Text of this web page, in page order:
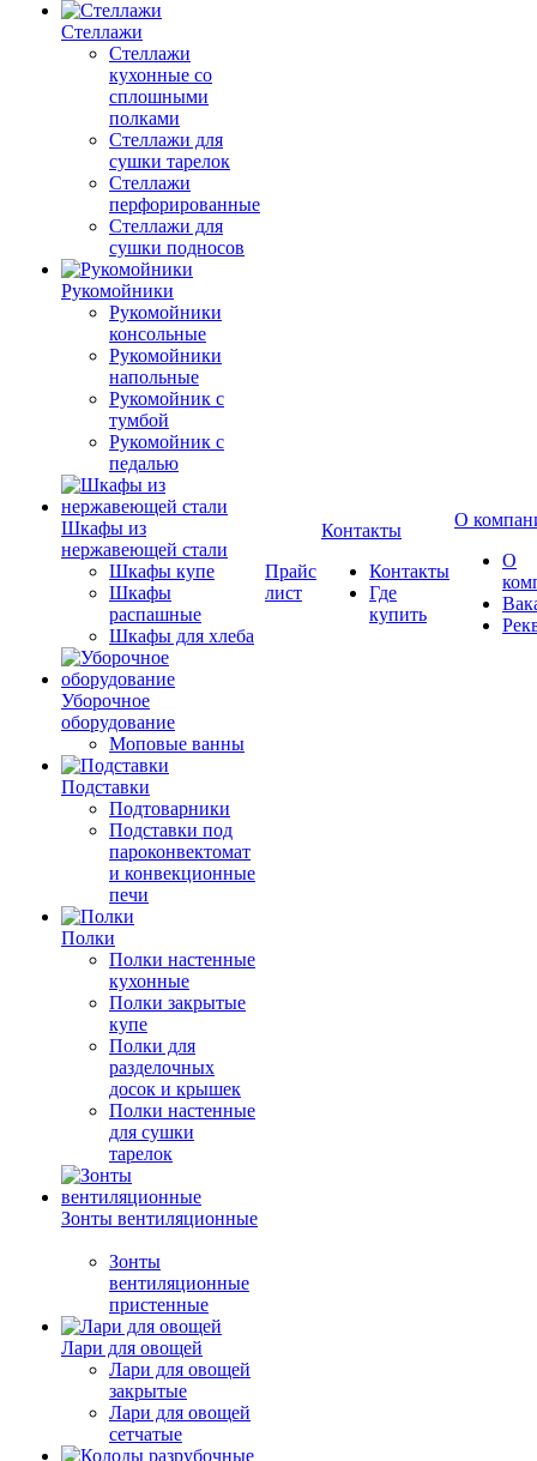
Стеллажи
Стеллажи
кухонные со
сплошными
полками
Стеллажи для
сушки тарелок
Стеллажи
перфорированные
Стеллажи для
сушки подносов
Рукомойники
Рукомойники
консольные
Рукомойники
напольные
Рукомойник с
тумбой
Рукомойник с
педалью
Шкафы из
нержавеющей стали
Шкафы купе
Шкафы
распашные
Шкафы для хлеба
Уборочное
оборудование
Моповые ванны
Подставки
Подтоварники
Подставки под
пароконвектомат
и конвекционные
печи
Полки
Полки настенные
кухонные
Полки закрытые
купе
Полки для
разделочных
досок и крышек
Полки настенные
для сушки
тарелок
Зонты вентиляционные
Зонты
вентиляционные
пристенные
Лари для овощей
Лари для овощей
закрытые
Лари для овощей
сетчатые
Прайс
лист
Контакты
Контакты
Где
купить
О
О